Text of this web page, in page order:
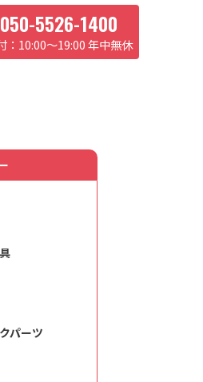
050-5526-1400
10:00〜19:00 年中無休
パーツ